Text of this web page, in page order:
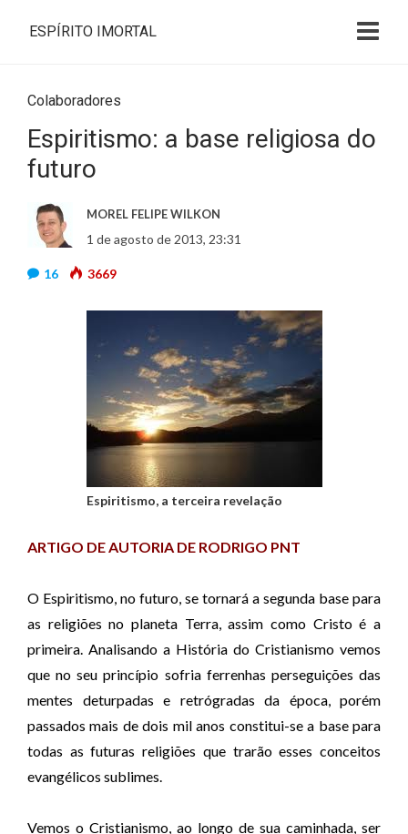
ESPÍRITO IMORTAL
Colaboradores
Espiritismo: a base religiosa do
futuro
MOREL FELIPE WILKON
1 de agosto de 2013, 23:31
16 3669
Espiritismo, a terceira revelação
ARTIGO DE AUTORIA DE RODRIGO PNT
O Espiritismo, no futuro, se tornará a segunda base para
as religiões no planeta Terra, assim como Cristo é a
primeira. Analisando a História do Cristianismo vemos
que no seu princípio sofria ferrenhas perseguições das
mentes deturpadas e retrógradas da época, porém
passados mais de dois mil anos constitui-se a base para
todas as futuras religiões que trarão esses conceitos
evangélicos sublimes.
Vemos o Cristianismo, ao longo de sua caminhada, ser